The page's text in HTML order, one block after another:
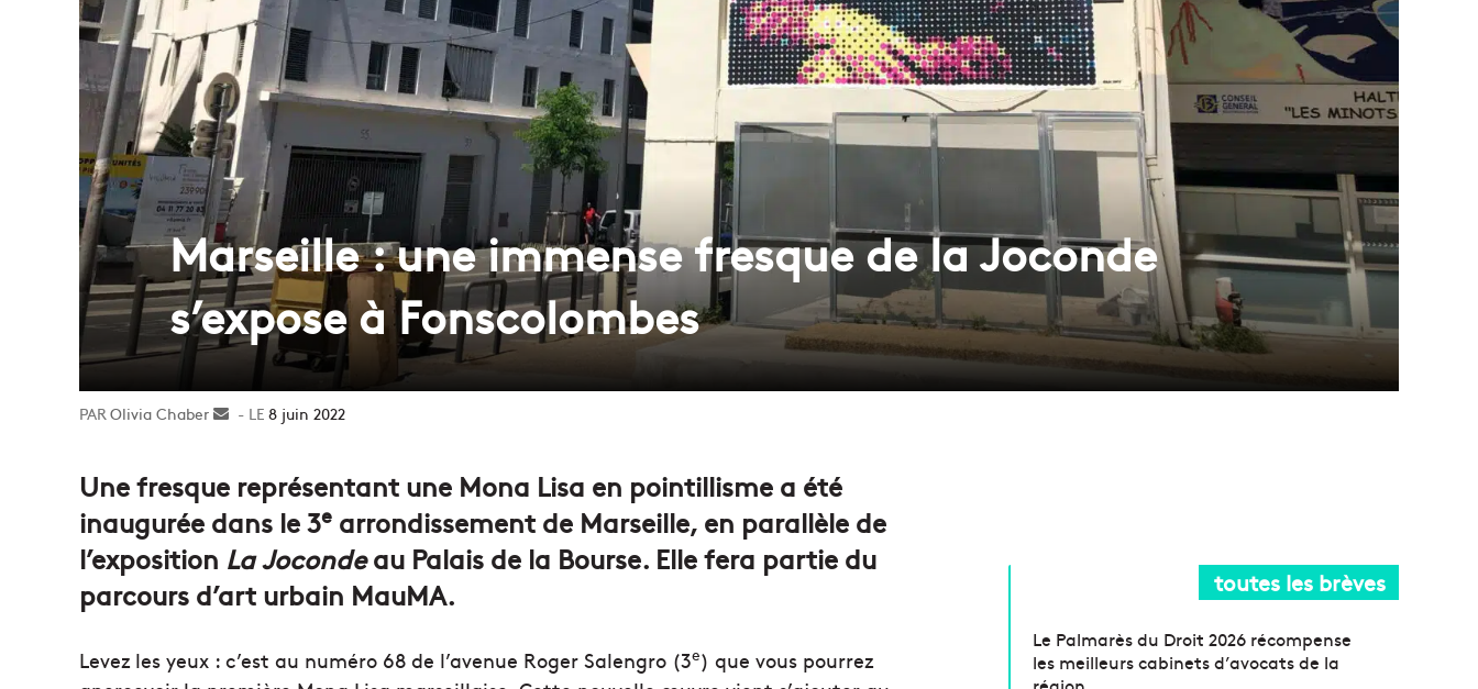
Marseille : une immense fresque de la Joconde
s’expose à Fonscolombes
Olivia Chaber
Envoyer8 juin 2022
Une fresque représentant une Mona Lisa en pointillisme a été
inaugurée dans le 3e arrondissement de Marseille, en parallèle de
l’exposition La Jocondeau Palais de la Bourse. Elle fera partie du
parcours d’art urbain MauMA.
Levez les yeux : c’est au numéro 68 de l’avenue Roger Salengro (3e) que vous pourrez
toutes les brèves
Le Palmarès du Droit 2026 récompense
les meilleurs cabinets d’avocats de la